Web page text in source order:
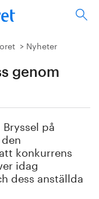
Nyheter
genom
på
konkurrens
idag
dess anställda